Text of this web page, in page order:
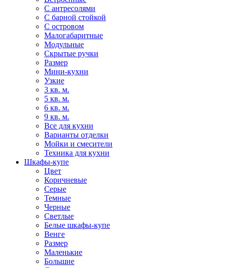
С антресолями
С барной стойкой
С островом
Малогабаритные
Модульные
Скрытые ручки
Размер
Мини-кухни
Узкие
3 кв. м.
5 кв. м.
6 кв. м.
9 кв. м.
Все для кухни
Варианты отделки
Мойки и смесители
Техника для кухни
Шкафы-купе
Цвет
Коричневые
Серые
Темные
Черные
Светлые
Белые шкафы-купе
Венге
Размер
Маленькие
Большие